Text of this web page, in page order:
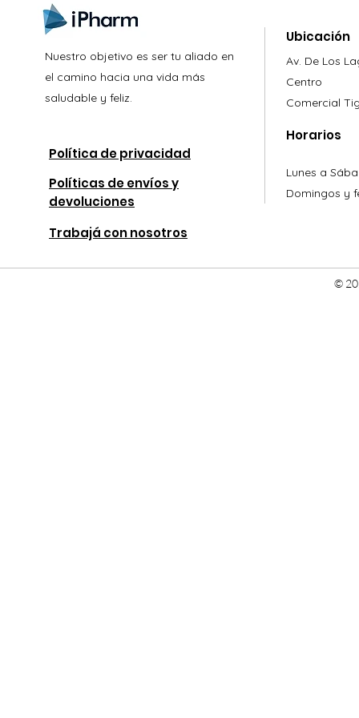
Nuestro objetivo es ser tu aliado en
el camino hacia una vida más
saludable y feliz.
Política de privacidad
Políticas de envíos y
devoluciones
Trabajá con nosotros
Ubicación
Av. De Los
Centro
Comercial
Horarios
Lunes a
Domingos y
©